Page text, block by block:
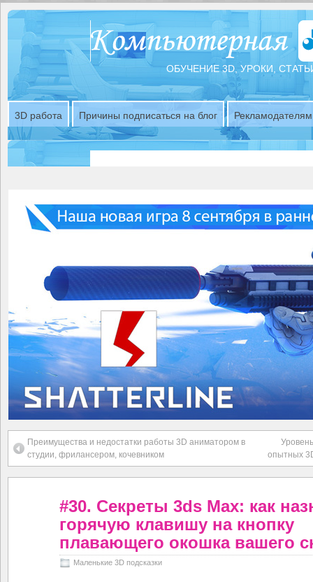
ОБУЧЕНИЕ 3D, УРОКИ,
3D работа Причины подписаться на блог Рекламодателям
Преимущества и недостатки работы 3D аниматором в
студии, фрилансером, кочевником
опытных
#30. Секреты 3ds Max: как
горячую клавишу на кнопку
плавающего окошка вашего
Маленькие 3D подсказки